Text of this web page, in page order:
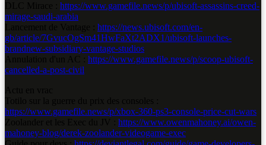
https://www.gamefile.news/p/ubisoft-assassins-creed-
mirage-saudi-arabia
https://news.ubisoft.com/en-
gb/article/7GvucOgSm41HwFaXt2ADX1/ubisoft-launches-
brandnew-subsidiary-vantage-studios
https://www.gamefile.news/p/scoop-ubisoft-
cancelled-a-post-civil
https://www.gamefile.news/p/xbox-360-ps3-console-price-cut-wars
https://www.owenmahoney.ai/owen-
mahoney-blog/derek-zoolander-videogame-exec